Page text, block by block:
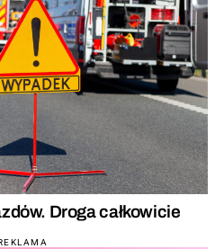
Droga całkowicie